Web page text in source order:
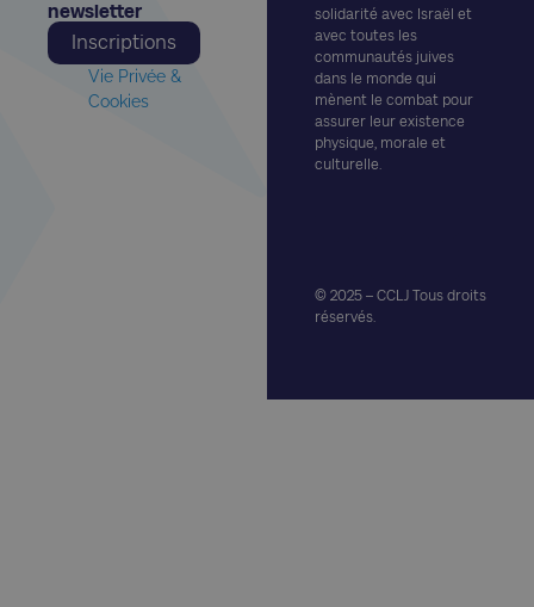
solidarité avec Israël et
avec toutes les
communautés juives
dans le monde qui
mènent le combat pour
assurer leur existence
physique, morale et
culturelle.
© 2025 – CCLJ Tous droits
réservés.
newsletter​
Inscriptions
Vie Privée &
Cookies